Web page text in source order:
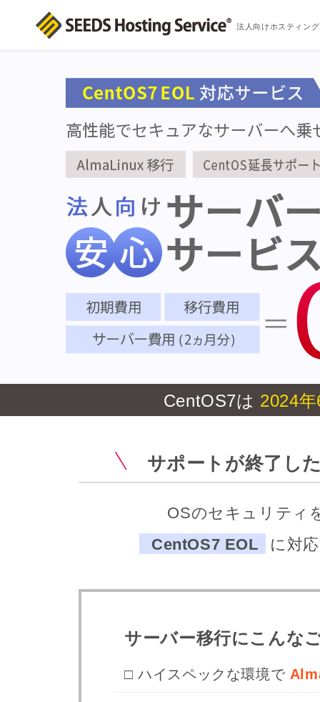
法人向けホスティン
CentOS7は 2024
サポートが終了し
OSのセキュリティ
CentOS7 EOL
に対
サーバー移行にこんな
□ ハイスペックな環境で